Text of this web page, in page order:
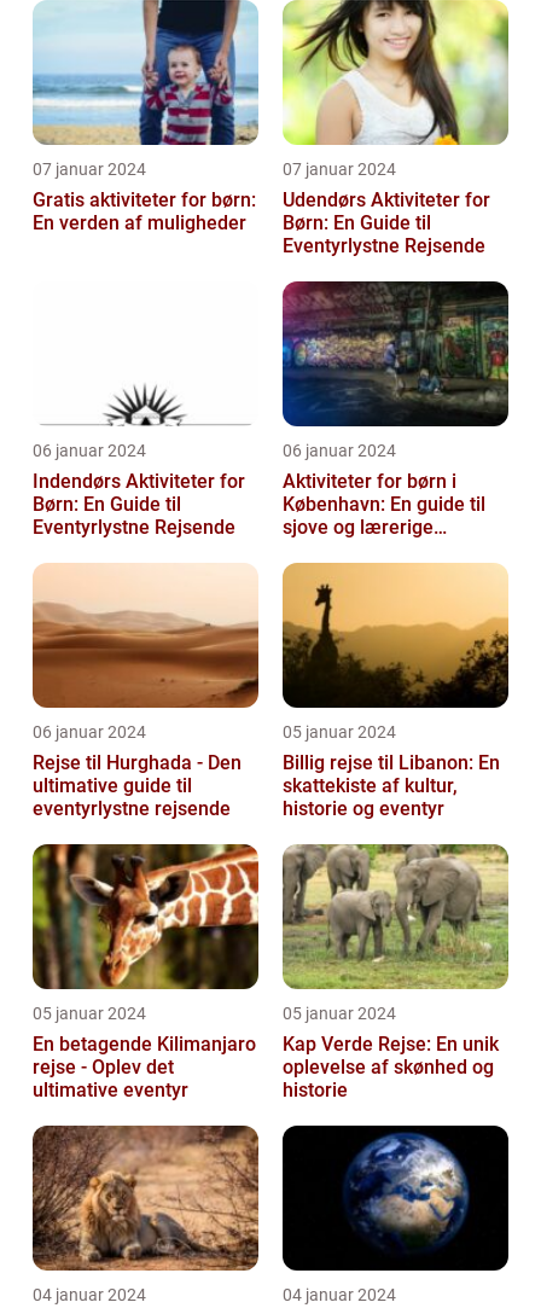
07 januar 2024
Gratis aktiviteter for børn:
En verden af muligheder
07 januar 2024
Udendørs Aktiviteter for
Børn: En Guide til
Eventyrlystne Rejsende
06 januar 2024
Indendørs Aktiviteter for
Børn: En Guide til
Eventyrlystne Rejsende
06 januar 2024
Aktiviteter for børn i
København: En guide til
sjove og lærerige
06 januar 2024
Rejse til Hurghada - Den
ultimative guide til
eventyrlystne rejsende
05 januar 2024
Billig rejse til Libanon: En
skattekiste af kultur,
historie og eventyr
05 januar 2024
En betagende Kilimanjaro
rejse - Oplev det
ultimative eventyr
05 januar 2024
Kap Verde Rejse: En unik
oplevelse af skønhed og
historie
04 januar 2024 04 januar 2024